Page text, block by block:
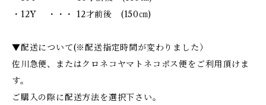
・12Y ・・・ 12才前後 (150㎝)
▼配送について(※配送指定時間が変わりました）
佐川急便、またはクロネコヤマトネコポス便をご利用頂けま
す。
ご購入の際に配送方法を選択下さい。